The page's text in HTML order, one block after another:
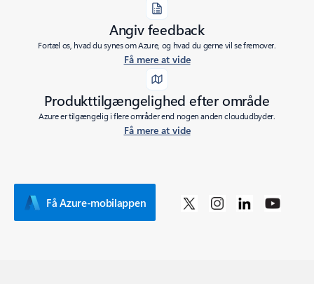
Angiv feedback
Fortæl os, hvad du synes om Azure, og hvad du gerne vil se fremover.
Få mere at vide
Produkttilgængelighed efter område
Azure er tilgængelig i flere områder end nogen anden cloududbyder.
Få mere at vide
Få Azure-mobilappen